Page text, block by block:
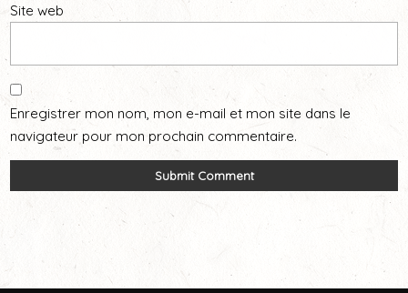
Site web
Enregistrer mon nom, mon e-mail et mon site dans le
navigateur pour mon prochain commentaire.